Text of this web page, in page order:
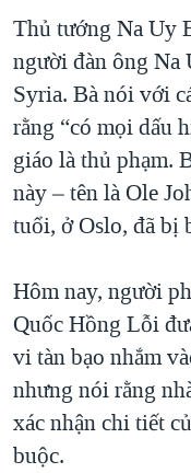
BÊN KIA QUỐC LỘ:
QUAN HỆ VIỆT MỸ
Thủ tướng Na Uy
người đàn ông
Syria. Bà nói với
rằng “có mọi dấu
giáo là thủ phạm.
này – tên là Ole
tuổi, ở Oslo, đã bị
Hôm nay, người
Quốc Hồng Lỗi
vi tàn bạo nhắm
nhưng nói rằng
xác nhận chi tiết
buộc.